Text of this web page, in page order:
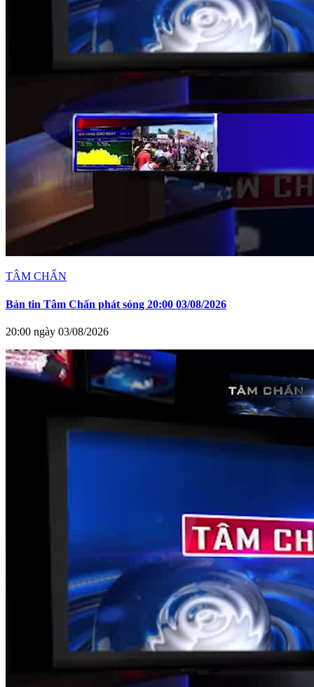
TÂM CHẤN
Bản tin Tâm Chấn phát sóng 20:00 03/08/2026
20:00 ngày 03/08/2026